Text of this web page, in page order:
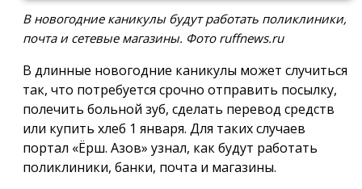
В новогодние каникулы будут работать поликлиники,
почта и сетевые магазины. Фото ruffnews.ru
В длинные новогодние каникулы может случиться
так, что потребуется срочно отправить посылку,
полечить больной зуб, сделать перевод средств
или купить хлеб 1 января. Для таких случаев
портал «Ёрш. Азов» узнал, как будут работать
поликлиники, банки, почта и магазины.